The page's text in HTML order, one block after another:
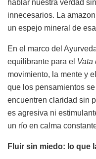
hablar nuestra verdad
innecesarios. La
un espejo mineral de
En el marco del
equilibrante para el Vata
movimiento, la mente y
que los pensamientos
encuentren claridad sin
es agresiva ni
un río en calma
Fluir sin miedo: lo que